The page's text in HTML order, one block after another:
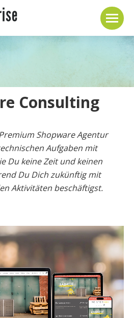
Consulting
Shopware Agentur
Aufgaben mit
Du keine Zeit und keinen
Du Dich zukünftig mit
Aktivitäten beschäftigst.